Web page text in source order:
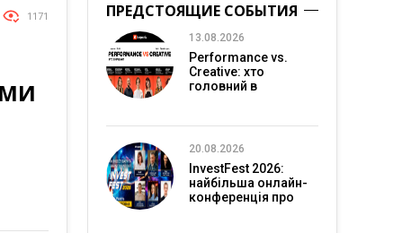
1171 ПРЕДСТОЯЩИЕ СОБЫТИЯ
13.08.2026
Performance vs.
Creative: хто
головний в
20.08.2026
InvestFest 2026:
найбільша онлайн-
конференція про